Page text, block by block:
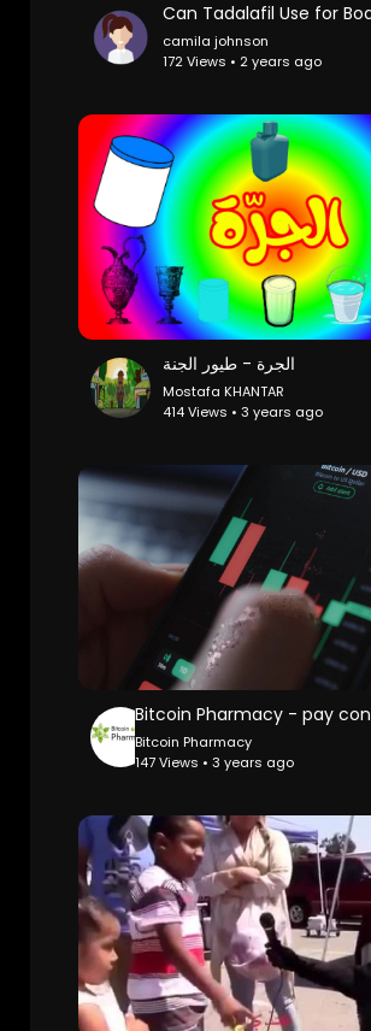
Can Tadalafil Use for
camila johnson
172 Views • 2 years ago
الجرة - طيور الجنة
Mostafa KHANTAR
414 Views • 3 years ago
Bitcoin Pharmacy
147 Views • 3 years ago